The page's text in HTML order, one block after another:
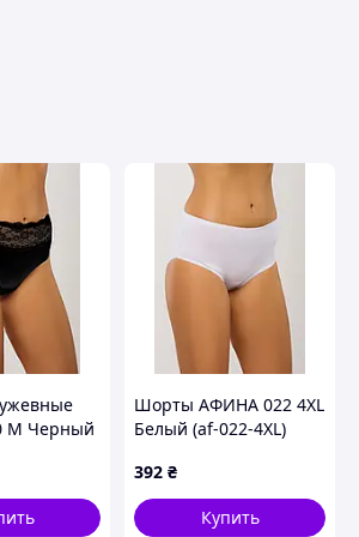
M Черный
Шорты АФИНА 022 4XL
Белый (af-022-4XL)
392 ₴
Купить